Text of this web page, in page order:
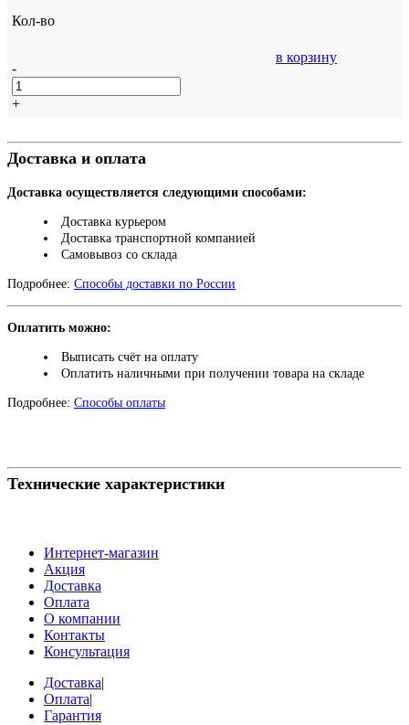
Кол-во
-
+
в корзину
Доставка и оплата
Доставка осуществляется следующими способами:
Доставка курьером
Доставка транспортной компанией
Самовывоз со склада
Подробнее: Способы доставки по России
Оплатить можно:
Выписать счёт на оплату
Оплатить наличными при получении товара на складе
Подробнее: Способы оплаты
Технические характеристики
Интернет-магазин
Акция
Доставка
Оплата
О компании
Контакты
Консультация
Доставка|
Оплата|
Гарантия